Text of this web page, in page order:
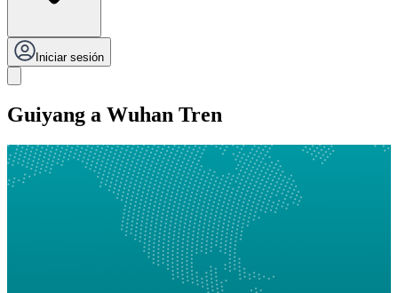
Iniciar sesión
Guiyang a Wuhan Tren